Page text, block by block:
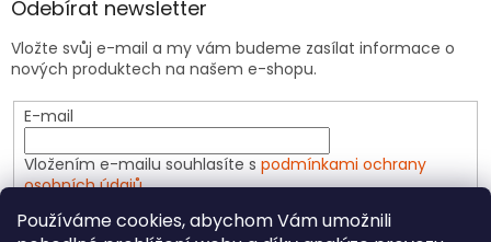
Používáme cookies, abychom Vám umožnili
Odebírat newsletter
Vložte svůj e-mail a my vám budeme zasílat informace o
nových produktech na našem e-shopu.
E-mail
Vložením e-mailu souhlasíte s podmínkami ochrany
osobních údajů
PŘIHLÁSIT SE